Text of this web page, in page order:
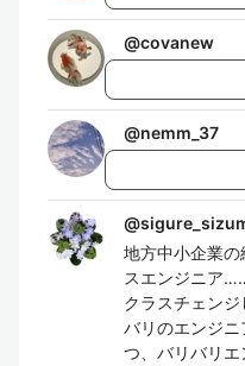
@covanew
@nemm_37
@
地方中小企業の
スエンジニア
クラスチェン
バリのエンジ
つ、バリバリ